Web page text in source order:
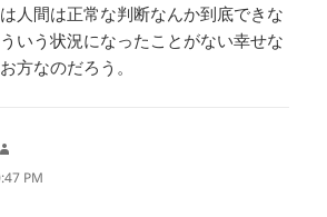
人間は正常な判断なんか到底できな
いう状況になったことがない幸せな
方なのだろう。
り:PM